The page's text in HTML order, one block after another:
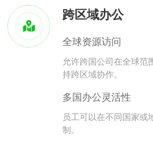
跨区域办公
全球资源访问
允许跨国公司在全球范
持跨区域协作。
多国办公灵活性
员工可以在不同国家或
制。